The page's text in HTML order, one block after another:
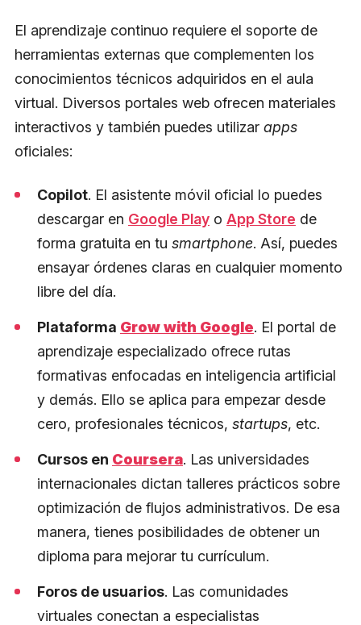
El aprendizaje continuo requiere el soporte de
herramientas externas que complementen los
conocimientos técnicos adquiridos en el aula
virtual. Diversos portales web ofrecen materiales
interactivos y también puedes utilizar apps
oficiales:
Copilot. El asistente móvil oficial lo puedes
descargar en Google Play o App Store de
forma gratuita en tu smartphone. Así, puedes
ensayar órdenes claras en cualquier momento
libre del día.
Plataforma Grow with Google. El portal de
aprendizaje especializado ofrece rutas
formativas enfocadas en inteligencia artificial
y demás. Ello se aplica para empezar desde
cero, profesionales técnicos, startups, etc.
Cursos en Coursera. Las universidades
internacionales dictan talleres prácticos sobre
optimización de flujos administrativos. De esa
manera, tienes posibilidades de obtener un
diploma para mejorar tu currículum.
Foros de usuarios. Las comunidades
virtuales conectan a especialistas